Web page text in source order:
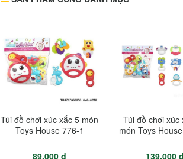
Túi đồ chơi xúc xắc 5 món
Toys House 776-1
89.000 đ
Túi đồ chơi xúc
món Toys
139.000